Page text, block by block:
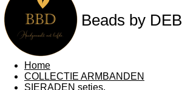
Beads by DEB
Home
COLLECTIE ARMBANDEN
SIERADEN setjes.